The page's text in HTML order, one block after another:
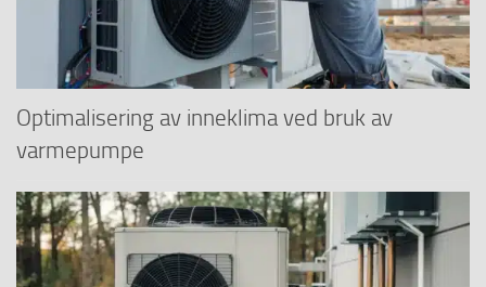
Optimalisering av inneklima ved bruk av
varmepumpe